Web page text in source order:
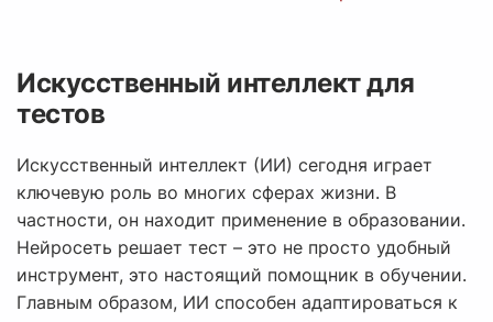
Искусственный интеллект для
тестов
Искусственный интеллект (ИИ) сегодня играет
ключевую роль во многих сферах жизни. В
частности, он находит применение в образовании.
Нейросеть решает тест – это не просто удобный
инструмент, это настоящий помощник в обучении.
Главным образом, ИИ способен адаптироваться к